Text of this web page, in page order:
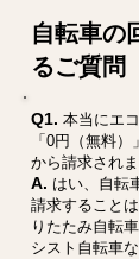
自転車の
るご質問
Q1. 本当にエ
「0円（無料
から請求され
A. はい、自転
請求すること
りたたみ自転
シスト自転車